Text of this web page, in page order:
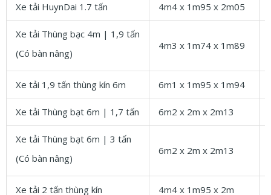
Xe tải HuynDai 1.7 tấn 4m4 x 1m95 x 2m05
Xe tải Thùng bạc 4m | 1,9 tấn
(Có bàn nâng)
4m3 x 1m74 x 1m89
Xe tải 1,9 tấn thùng kín 6m 6m1 x 1m95 x 1m94
Xe tải Thùng bạt 6m | 1,7 tấn 6m2 x 2m x 2m13
Xe tải Thùng bạt 6m | 3 tấn
(Có bàn nâng)
6m2 x 2m x 2m13
Xe tải 2 tấn thùng kín 4m4 x 1m95 x 2m